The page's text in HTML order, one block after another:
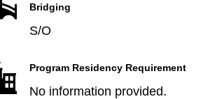
Bridging
S/O
Program Residency Requirement
No information provided.